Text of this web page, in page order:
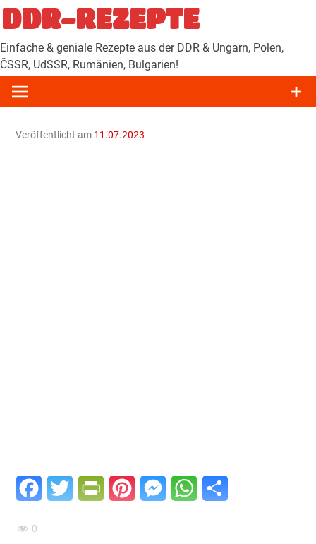
Zum
Inhalt
springen
DDR-REZEPTE
Einfache & geniale Rezepte aus der DDR & Ungarn, Polen,
ČSSR, UdSSR, Rumänien, Bulgarien!
Veröffentlicht am 11.07.2023
FacebookTwitter PrintFriendly
PinterestMessengerWhatsApp
0